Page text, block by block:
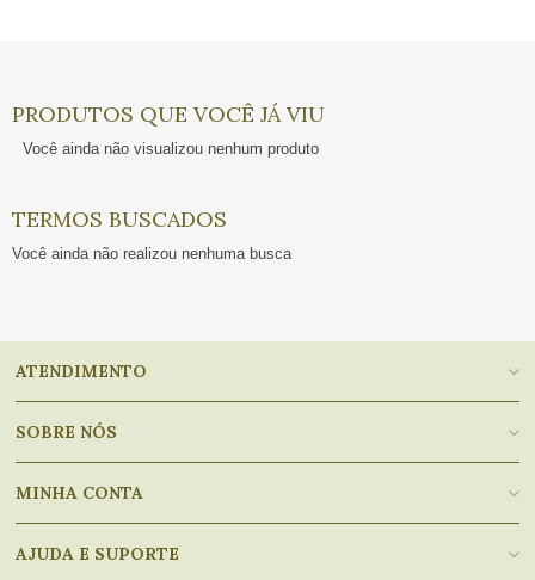
PRODUTOS QUE VOCÊ JÁ VIU
Você ainda não visualizou nenhum produto
TERMOS BUSCADOS
Você ainda não realizou nenhuma busca
ATENDIMENTO
SOBRE NÓS
MINHA CONTA
AJUDA E SUPORTE